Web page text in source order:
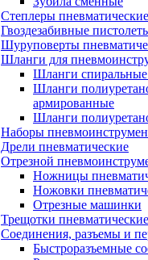
Степлеры пневматические
Гвоздезабивные
Шуруповерты
Шланги для
Шланги
Шланги
армированные
Шланги
Наборы
Дрели пневматические
Отрезной
Ножницы
Ножовки
Отрезные машинки
Трещотки пневматические
Соединения, разъемы и
Быстроразъемные